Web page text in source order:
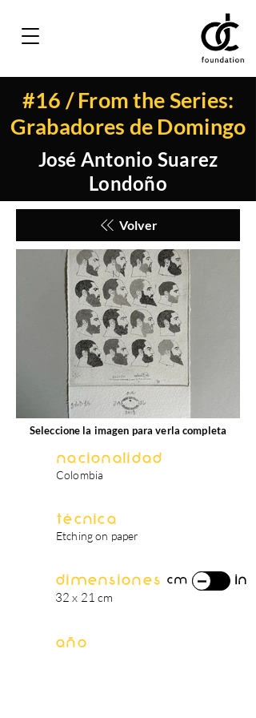
#16 / From the Series:
Grabadores de Domingo
José Antonio Suarez
Londoño
Volver
Seleccione la imagen para verla completa
Nacionalidad
Colombia
Técnica
Etching on paper
Dimensiones
32 x 21 cm
cm in
Año